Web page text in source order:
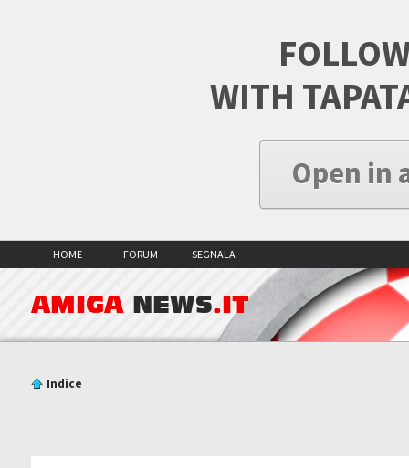
WITH
Open in
HOME FORUM SEGNALA
AMIGA NEWS.IT
Indice